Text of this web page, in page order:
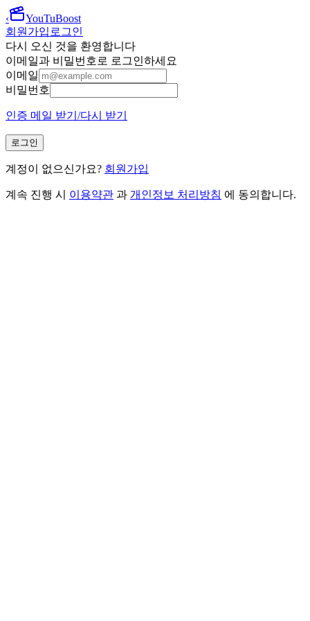
‹
YouTuBoost
회원가입 로그인
다시 오신 것을 환영합니다
이메일과 비밀번호로 로그인하세요
이메일
비밀번호
인증 메일 받기/다시 받기
로그인
계정이 없으신가요? 회원가입
계속 진행 시 이용약관 과 개인정보 처리방침 에 동의합니다.